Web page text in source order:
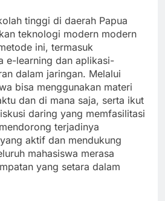
tinggi di daerah Papua
teknologi modern modern
ini, termasuk
e-learning dan aplikasi-
dalam jaringan. Melalui
bisa menggunakan materi
dan di mana saja, serta ikut
daring yang memfasilitasi
terjadinya
aktif dan mendukung
mahasiswa merasa
yang setara dalam